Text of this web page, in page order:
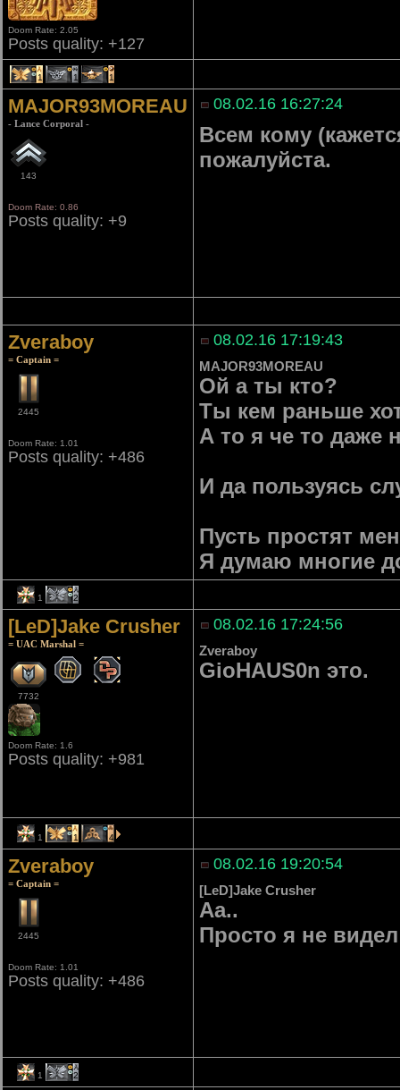
Doom Rate: 2.05
Posts quality: +127
1 1 1
MAJOR93MOREAU
- Lance Corporal -
143
Doom Rate: 0.86
Posts quality: +9
08.02.16 16:27:24
Всем кому
пожалуйста.
Zveraboy
= Captain =
2445
Doom Rate: 1.01
Posts quality: +486
08.02.16 17:19:43
MAJOR93MOREAU
Ой а ты кто?
Ты кем раньше
А то я че то
И да пользуясь
Пусть простят
Я думаю многие
1 2
[LeD]Jake Crusher
= UAC Marshal =
7732
Doom Rate: 1.6
Posts quality: +981
08.02.16 17:24:56
Zveraboy
GioHAUS0n это.
1 1 4
Zveraboy
= Captain =
2445
Doom Rate: 1.01
Posts quality: +486
08.02.16 19:20:54
[LeD]Jake Crusher
Аа..
Просто я не
1 2